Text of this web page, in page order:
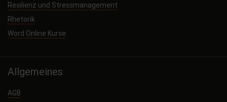
Resilienz und Stressmanagement
Rhetorik
Word Online Kurse
Allgemeines
AGB